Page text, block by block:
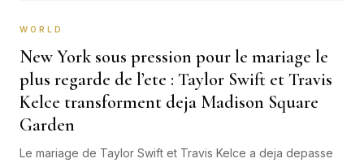
WORLD
New York sous pression pour le mariage le
plus regarde de l’ete : Taylor Swift et Travis
Kelce transforment deja Madison Square
Garden
Le mariage de Taylor Swift et Travis Kelce a deja depasse